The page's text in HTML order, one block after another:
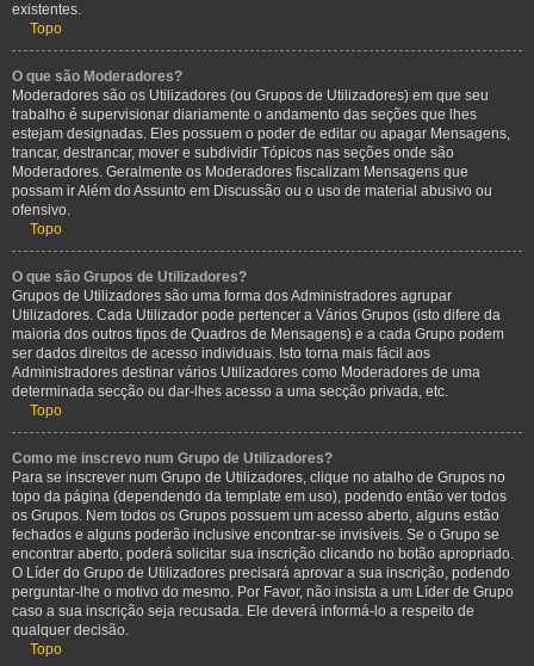
existentes.
Topo
O que são Moderadores?
Moderadores são os Utilizadores (ou Grupos de Utilizadores) em que seu
trabalho é supervisionar diariamente o andamento das seções que lhes
estejam designadas. Eles possuem o poder de editar ou apagar Mensagens,
trancar, destrancar, mover e subdividir Tópicos nas seções onde são
Moderadores. Geralmente os Moderadores fiscalizam Mensagens que
possam ir Além do Assunto em Discussão ou o uso de material abusivo ou
ofensivo.
Topo
O que são Grupos de Utilizadores?
Grupos de Utilizadores são uma forma dos Administradores agrupar
Utilizadores. Cada Utilizador pode pertencer a Vários Grupos (isto difere da
maioria dos outros tipos de Quadros de Mensagens) e a cada Grupo podem
ser dados direitos de acesso individuais. Isto torna mais fácil aos
Administradores destinar vários Utilizadores como Moderadores de uma
determinada secção ou dar-lhes acesso a uma secção privada, etc.
Topo
Como me inscrevo num Grupo de Utilizadores?
Para se inscrever num Grupo de Utilizadores, clique no atalho de Grupos no
topo da página (dependendo da template em uso), podendo então ver todos
os Grupos. Nem todos os Grupos possuem um acesso aberto, alguns estão
fechados e alguns poderão inclusive encontrar-se invisíveis. Se o Grupo se
encontrar aberto, poderá solicitar sua inscrição clicando no botão apropriado.
O Líder do Grupo de Utilizadores precisará aprovar a sua inscrição, podendo
perguntar-lhe o motivo do mesmo. Por Favor, não insista a um Líder de Grupo
caso a sua inscrição seja recusada. Ele deverá informá-lo a respeito de
qualquer decisão.
Topo